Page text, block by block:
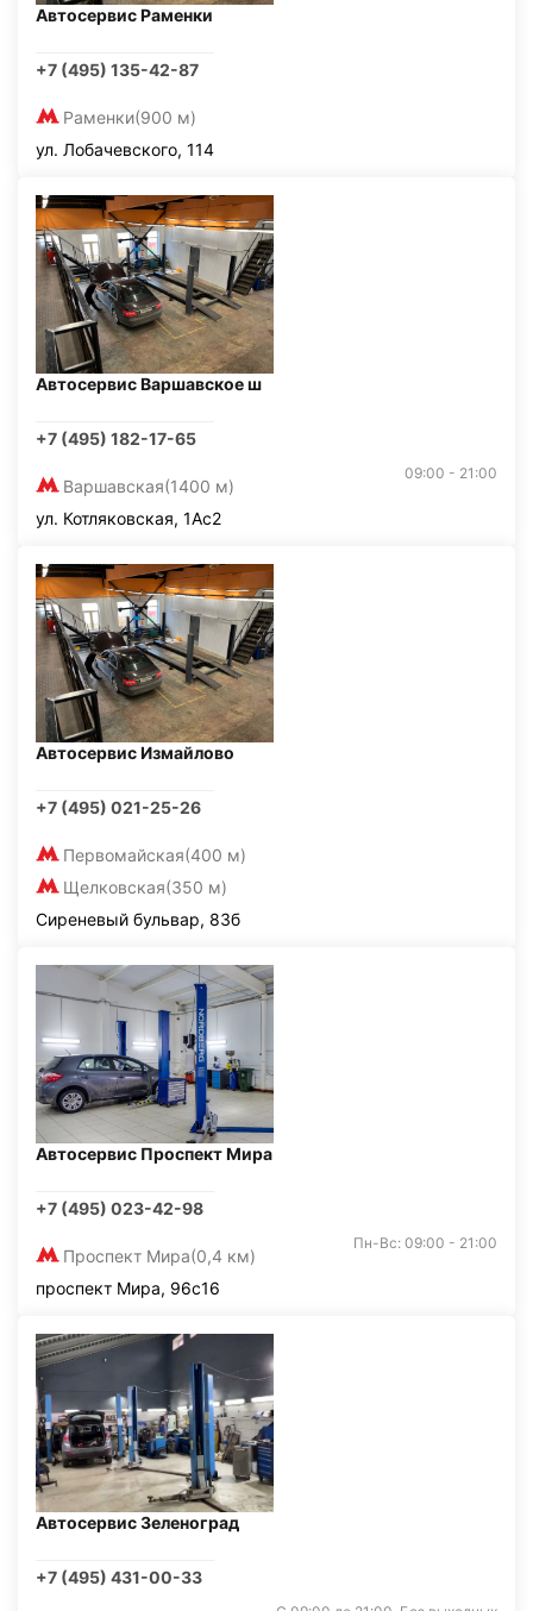
Автосервис Раменки
+7 (495) 135-42-87
Раменки(900 м)
ул. Лобачевского, 114
Автосервис Варшавское ш
+7 (495) 182-17-65
Варшавская(1400 м)
09:00 - 21:00
ул. Котляковская, 1Ас2
Автосервис Измайлово
+7 (495) 021-25-26
Первомайская(400 м)
Щелковская(350 м)
Сиреневый бульвар, 83б
Автосервис Проспект Мира
+7 (495) 023-42-98
Проспект Мира(0,4 км)
Пн-Вс: 09:00 - 21:00
проспект Мира, 96с16
Автосервис Зеленоград
+7 (495) 431-00-33